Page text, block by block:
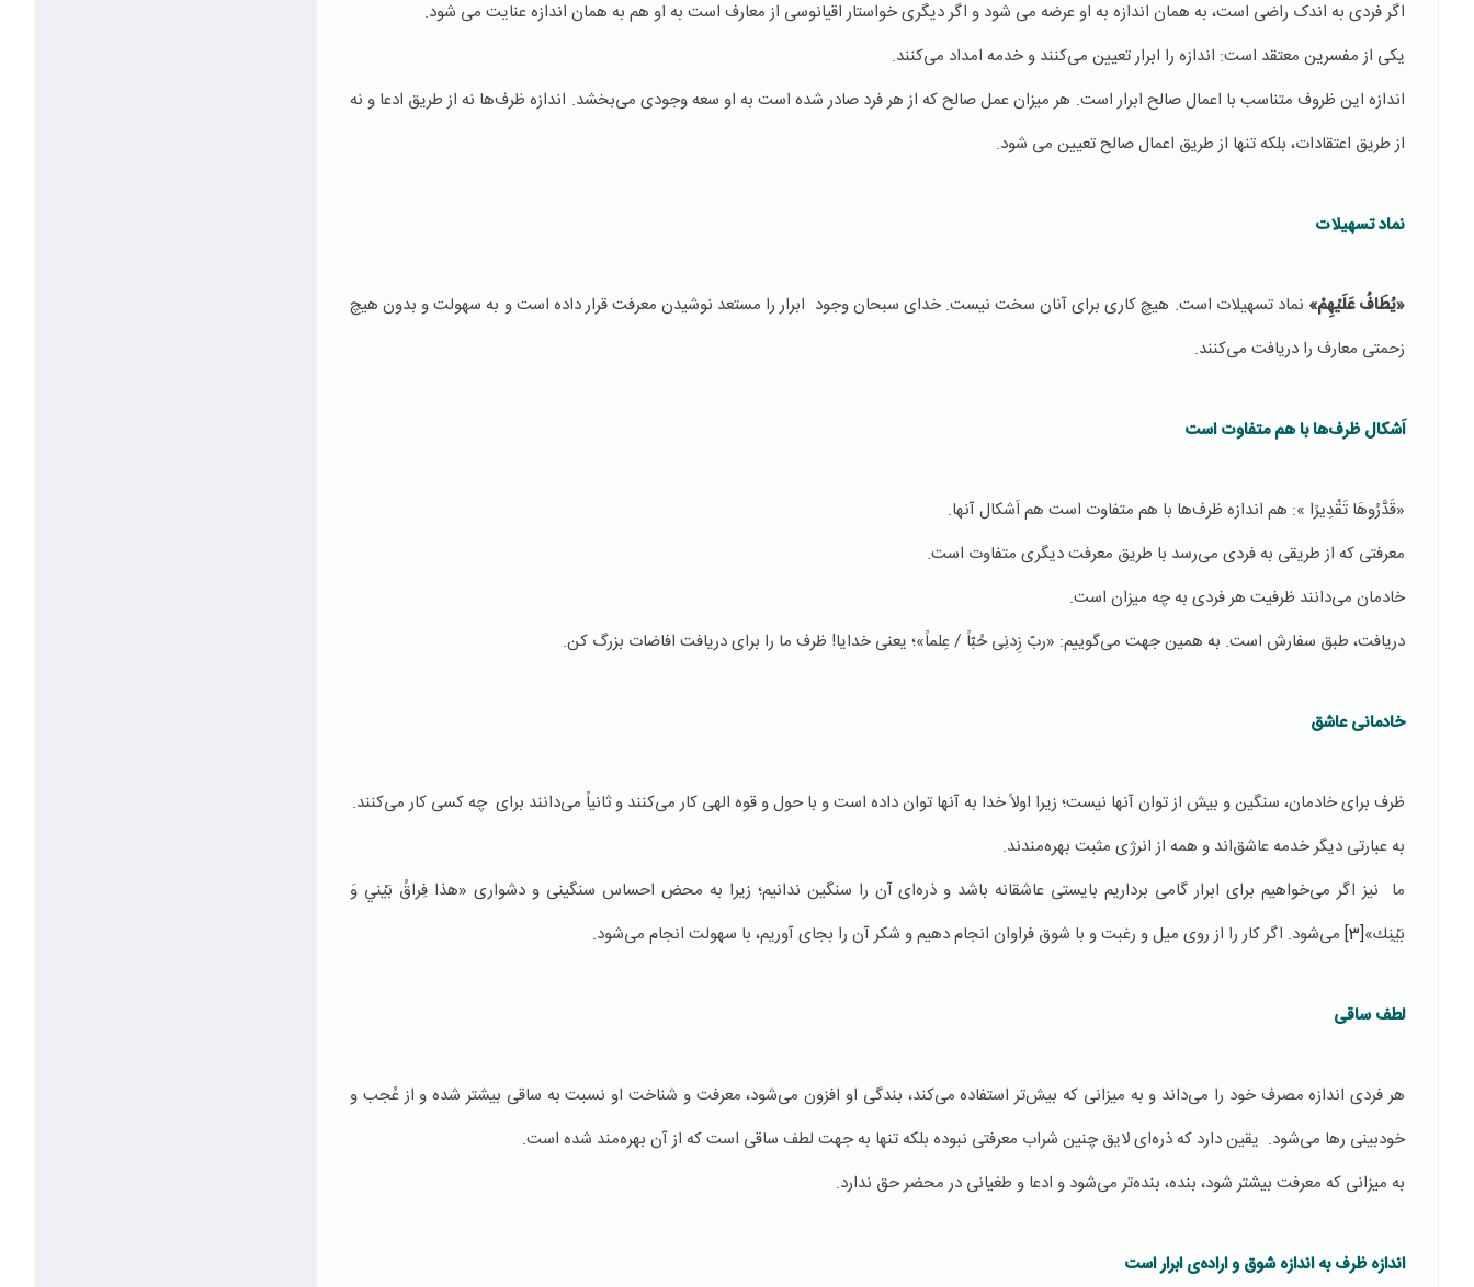
اگر فردی به اندک راضی است، به همان اندازه به او عرضه می شود و اگر دیگری خواستار اقیانوسی از معارف است به او هم به همان اندازه عنایت می شود.
یکی از مفسرین معتقد است: اندازه را ابرار تعیین می‌کنند و خدمه امداد می‌کنند.
اندازه این ظروف متناسب با اعمال صالح ابرار است. هر میزان عمل صالح که از هر فرد صادر شده است به او سعه وجودی می‌بخشد. اندازه ظرف‌ها نه از طریق ادعا و نه
از طریق اعتقادات، بلکه تنها از طریق اعمال صالح تعیین می شود.
نماد تسهیلات
«يُطَافُ عَلَيْهِمْ» نماد تسهیلات است. هیچ کاری برای آنان سخت نیست. خدای سبحان وجود ابرار را مستعد نوشیدن معرفت قرار داده است و به سهولت و بدون هیچ
زحمتی معارف را دریافت می‌کنند.
اَشکال ظرف‌ها با هم متفاوت است
«قَدَّرُوهَا تَقْدِيرًا »: هم اندازه ظرف‌ها با هم متفاوت است هم اَشکال آنها.
معرفتی که از طریقی به فردی می‌رسد با طریق معرفت دیگری متفاوت است.
خادمان می‌دانند ظرفیت هر فردی به چه میزان است.
دریافت، طبق سفارش است. به همین جهت می‌گوییم: «ربّ زِدنِی حُبّاً / عِلماً»؛ یعنی خدایا! ظرف ما را برای دریافت افاضات بزرگ کن.
خادمانی عاشق
ظرف برای خادمان، سنگین و بیش از توان آنها نیست؛ زیرا اولاً خدا به آنها توان داده است و با حول و قوه الهی کار می‌کنند و ثانیاً می‌دانند برای چه کسی کار می‌کنند.
به عبارتی دیگر خدمه عاشق‌اند و همه از انرژی مثبت بهره‌مندند.
ما نیز اگر می‌خواهیم برای ابرار گامی برداریم بایستی عاشقانه باشد و ذره‌ای آن را سنگین ندانیم؛ زیرا به محض احساس سنگینی و دشواری «هذا فِراقُ‏ بَيْني‏ وَ
بَيْنِك‏»[3] می‌شود. اگر کار را از روی میل و رغبت و با شوق فراوان انجام دهیم و شکر آن را بجای آوریم، با سهولت انجام می‌شود.
لطف ساقی
هر فردی اندازه مصرف خود را می‌داند و به میزانی که بیش‌تر استفاده می‌کند، بندگی او افزون می‌شود، معرفت و شناخت او نسبت به ساقی بیشتر شده و از عُجب و
خودبینی رها می‌شود. یقین دارد که ذره‌ای لایق چنین شراب معرفتی نبوده بلکه تنها به جهت لطف ساقی است که از آن بهره‌مند شده است.
به میزانی که معرفت بیشتر شود، بنده، بنده‌تر می‌شود و ادعا و طغیانی در محضر حق ندارد.
اندازه ظرف به اندازه شوق و اراده‌ی ابرار است